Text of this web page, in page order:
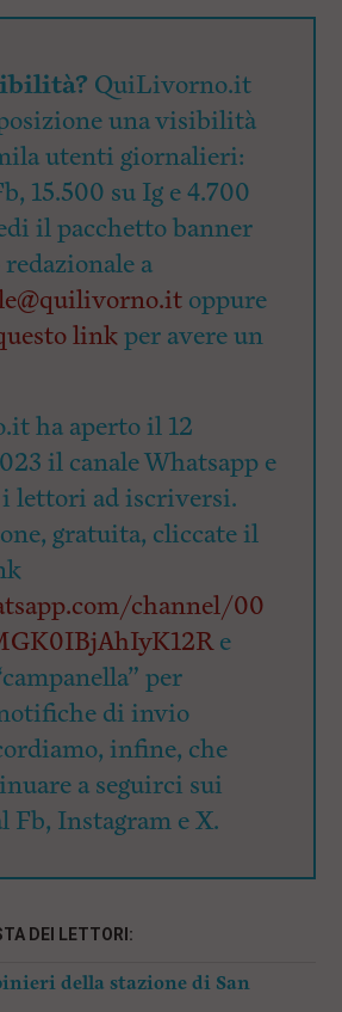
QuiLivorno.it
una visibilità
utenti giornalieri:
15.500 su Ig e 4.700
il pacchetto banner
a
oppure
linkper avere un
ha aperto il 12
il canale Whatsapp e
lettori ad iscriversi.
gratuita, cliccate il
channel/00
e
per
di invio
infine, che
a seguirci sui
Fb, Instagram e X.
DEI LETTORI:
della stazione di San